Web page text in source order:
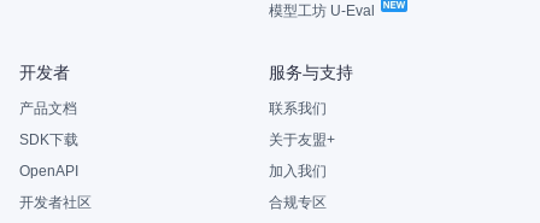
模型工坊 U-Eval
开发者
产品文档
SDK下载
OpenAPI
开发者社区
服务与支持
联系我们
关于友盟+
加入我们
合规专区